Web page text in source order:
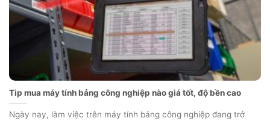
Tip mua máy tính bảng công nghiệp nào giá tốt, độ bền cao
Ngày nay, làm việc trên máy tính bảng công nghiệp đang trở